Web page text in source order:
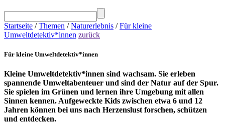
Startseite /Themen /Naturerlebnis /Für kleine
Umweltdetektiv*innen zurück
Für kleine Umweltdetektiv*innen
Kleine Umweltdetektiv*innen sind wachsam. Sie erleben
spannende Umweltabenteuer und sind der Natur auf der Spur.
Sie spielen im Grünen und lernen ihre Umgebung mit allen
Sinnen kennen. Aufgeweckte Kids zwischen etwa 6 und 12
Jahren können bei uns nach Herzenslust forschen, schützen
und entdecken.